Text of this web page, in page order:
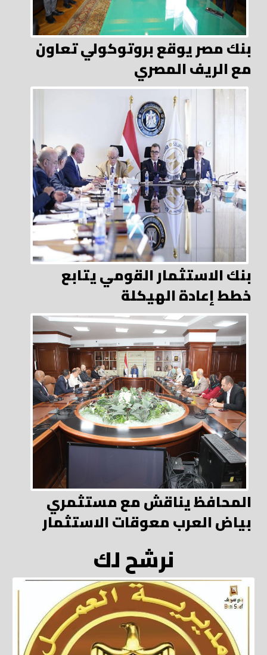
بنك مصر يوقع بروتوكولي تعاون
مع الريف المصري
بنك الاستثمار القومي يتابع
خطط إعادة الهيكلة
المحافظ يناقش مع مستثمري
بياض العرب معوقات الاستثمار
نرشح لك